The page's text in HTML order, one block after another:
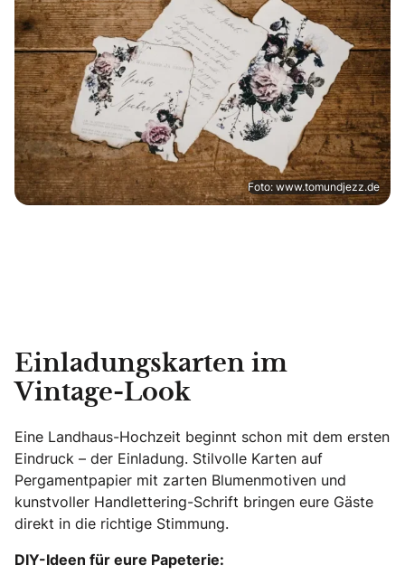
Foto: www.tomundjezz.de
Einladungskarten im
Vintage-Look
Eine Landhaus-Hochzeit beginnt schon mit dem ersten
Eindruck – der Einladung. Stilvolle Karten auf
Pergamentpapier mit zarten Blumenmotiven und
kunstvoller Handlettering-Schrift bringen eure Gäste
direkt in die richtige Stimmung.
DIY-Ideen für eure Papeterie: